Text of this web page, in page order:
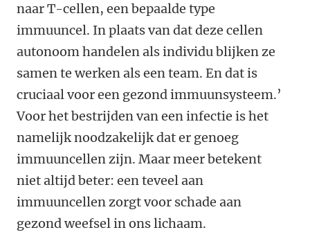
naar T-cellen, een bepaalde type
immuuncel. In plaats van dat deze cellen
autonoom handelen als individu blijken ze
samen te werken als een team. En dat is
cruciaal voor een gezond immuunsysteem.’
Voor het bestrijden van een infectie is het
namelijk noodzakelijk dat er genoeg
immuuncellen zijn. Maar meer betekent
niet altijd beter: een teveel aan
immuuncellen zorgt voor schade aan
gezond weefsel in ons lichaam.